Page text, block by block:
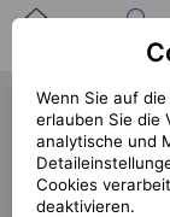
Position
React
« zurück
Platz
Wenn Sie auf
erlauben Sie die
analytische und
Cookies
deaktivieren.